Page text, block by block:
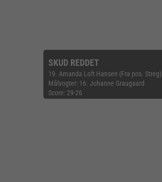
SKUD REDDET
19. Amanda Loft Hansen (Fra pos. Streg)
Målvogter: 16. Johanne Graugaard
Score: 29-26